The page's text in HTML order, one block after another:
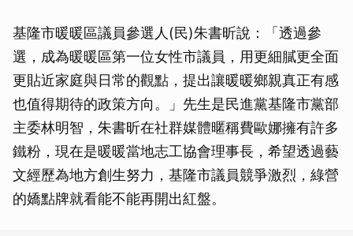
基隆市暖暖區議員參選人(民)朱書昕說：「透過參
選，成為暖暖區第一位女性市議員，用更細膩更全面
更貼近家庭與日常的觀點，提出讓暖暖鄉親真正有感
也值得期待的政策方向。」先生是民進黨基隆市黨部
主委林明智，朱書昕在社群媒體暱稱費歐娜擁有許多
鐵粉，現在是暖暖當地志工協會理事長，希望透過藝
文經歷為地方創生努力，基隆市議員競爭激烈，綠營
的嬌點牌就看能不能再開出紅盤。